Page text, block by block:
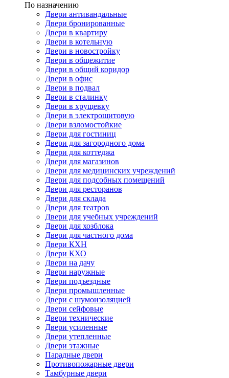
По назначению
Двери антивандальные
Двери бронированные
Двери в квартиру
Двери в котельную
Двери в новостройку
Двери в общежитие
Двери в общий коридор
Двери в офис
Двери в подвал
Двери в сталинку
Двери в хрущевку
Двери в электрощитовую
Двери взломостойкие
Двери для гостиниц
Двери для загородного дома
Двери для коттеджа
Двери для магазинов
Двери для медицинских учреждений
Двери для подсобных помещений
Двери для ресторанов
Двери для склада
Двери для театров
Двери для учебных учреждений
Двери для хозблока
Двери для частного дома
Двери КХН
Двери КХО
Двери на дачу
Двери наружные
Двери подъездные
Двери промышленные
Двери с шумоизоляцией
Двери сейфовые
Двери технические
Двери усиленные
Двери утепленные
Двери этажные
Парадные двери
Противопожарные двери
Тамбурные двери